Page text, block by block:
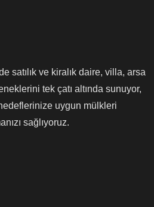
satılık ve kiralık daire, villa, arsa
tek çatı altında sunuyor,
hedeflerinize uygun mülkleri
sağlıyoruz.